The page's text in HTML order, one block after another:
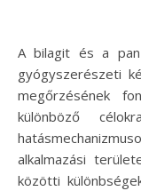
A bilagit és a panzytrat közötti választás nem csupán
gyógyszerészeti
megőrzésének
különböző
alkalmazási
közötti